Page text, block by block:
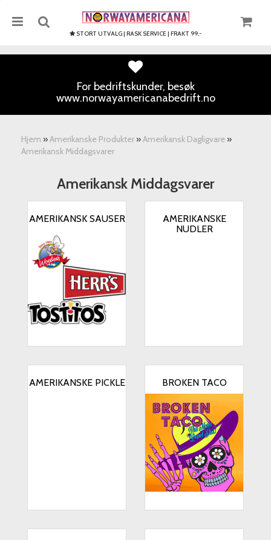
STORT UTVALG | RASK SERVICE | FRAKT 99,-
For bedriftskunder, besøk
www.norwayamericanabedrift.no
Hjem »Amerikanske Produkter »Amerikansk Dagligvare »
Amerikansk Middagsvarer
Amerikansk Middagsvarer
AMERIKANSK SAUSER
AMERIKANSKE
NUDLER
AMERIKANSKE PICKLE BROKEN TACO